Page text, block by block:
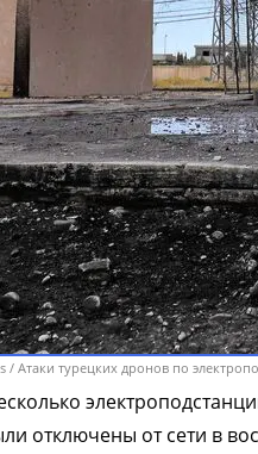
/ Атаки турецких дронов по
отключены от сети в